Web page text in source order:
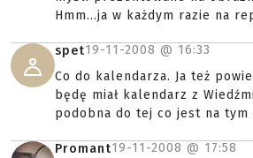
Hmm...ja w każdym razie na
spet19-11-2008 @ 16:33
Co do kalendarza. Ja też
będę miał kalendarz z
podobna do tej co jest na tym
Promant19-11-2008 @ 17:58